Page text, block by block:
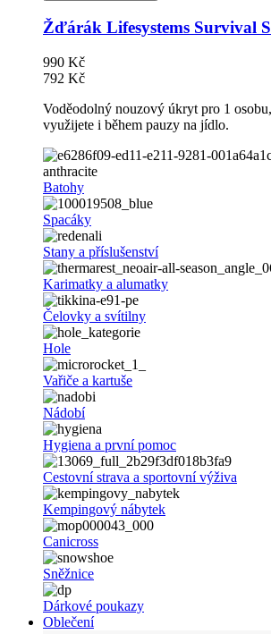
Žďárák Lifesystems Survival
990 Kč
792 Kč
Voděodolný nouzový úkryt pro 1
využijete i během pauzy na jídlo.
Batohy
Spacáky
Stany a příslušenství
Karimatky a alumatky
Čelovky a svítilny
Hole
Vařiče a kartuše
Nádobí
Hygiena a první pomoc
Cestovní strava a sportovní výživa
Kempingový nábytek
Canicross
Sněžnice
Dárkové poukazy
Oblečení